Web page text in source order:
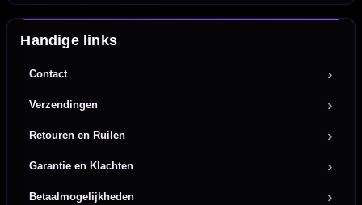
Handige links
Contact
Verzendingen
Retouren en Ruilen
Garantie en Klachten
Betaalmogelijkheden